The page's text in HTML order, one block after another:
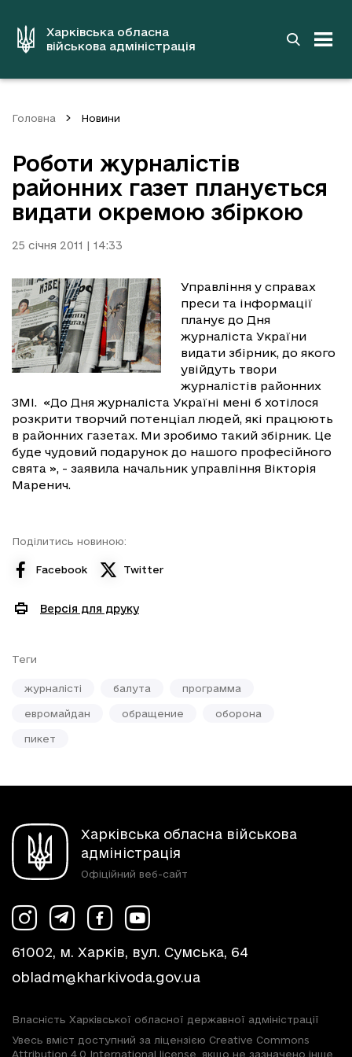
вмістуХарківська обласна
військова адміністрація
Головна Новини
Роботи журналістів
районних газет планується
видати окремою збіркою
25 січня 2011 | 14:33
Управління у справах
преси та інформації
планує до Дня
журналіста України
видати збірник, до якого
увійдуть твори
журналістів районних
ЗМІ. «До Дня журналіста Україні мені б хотілося
розкрити творчий потенціал людей, які працюють
в районних газетах. Ми зробимо такий збірник. Це
буде чудовий подарунок до нашого професійного
свята », - заявила начальник управління Вікторія
Маренич.
Поділитись новиною:
Facebook Twitter
Версія для друку
Теги
журналісті балута программа
евромайдан обращение оборона
пикет
Харківська обласна військова
адміністрація
Офіційний веб-сайт
61002, м. Харків, вул. Сумська, 64
obladm@kharkivoda.gov.ua
Власність Харківської обласної державної адміністрації
Увесь вміст доступний за ліцензією Creative Commons
Attribution 4.0 International license, якщо не зазначено інше.